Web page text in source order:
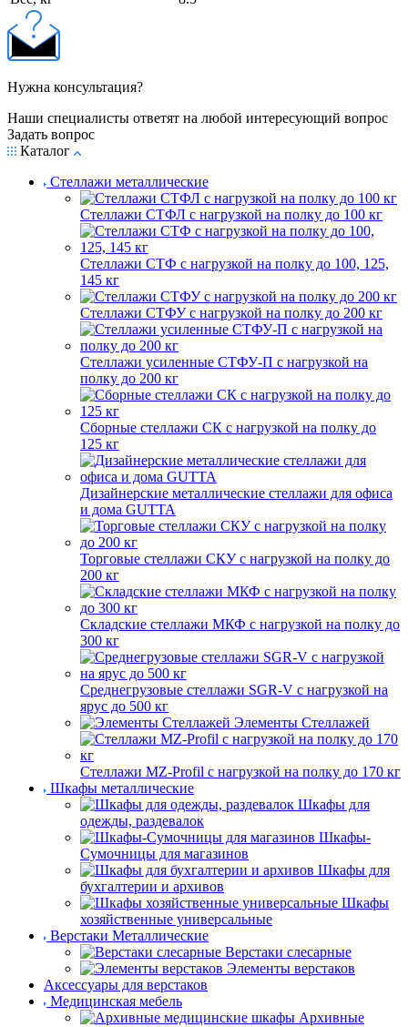
Нужна консультация?
Наши специалисты ответят на любой интересующий вопрос
Задать вопрос
Каталог
Стеллажи металлические
Стеллажи СТФЛ с нагрузкой на полку до 100 кг
Стеллажи СТФ с нагрузкой на полку до 100, 125,
145 кг
Стеллажи СТФУ с нагрузкой на полку до 200 кг
Стеллажи усиленные СТФУ-П с нагрузкой на
полку до 200 кг
Сборные стеллажи СК с нагрузкой на полку до
125 кг
Дизайнерские металлические стеллажи для офиса
и дома GUTTA
Торговые стеллажи СКУ с нагрузкой на полку до
200 кг
Складские стеллажи МКФ с нагрузкой на полку до
300 кг
Среднегрузовые стеллажи SGR-V с нагрузкой на
ярус до 500 кг
Элементы Стеллажей
Стеллажи MZ-Profil с нагрузкой на полку до 170 кг
Шкафы металлические
Шкафы для
одежды, раздевалок
Шкафы-
Сумочницы для магазинов
Шкафы для
бухгалтерии и архивов
Шкафы
хозяйственные универсальные
Верстаки Металлические
Верстаки слесарные
Элементы верстаков
Аксессуары для верстаков
Медицинская мебель
Архивные